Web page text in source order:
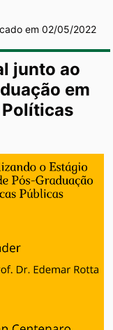
em 02/05/2022
junto ao
em